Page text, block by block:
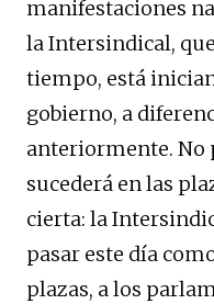
manifestaciones
la Intersindical,
tiempo, está
gobierno, a
anteriormente. No
sucederá en las
cierta: la
pasar este día
plazas, a los